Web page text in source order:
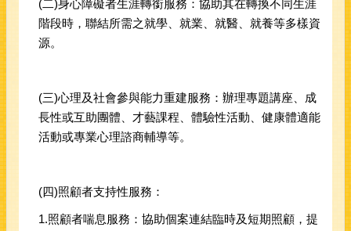
(二)身心障礙者生涯轉銜服務：協助其在轉換不同生涯
階段時，聯結所需之就學、就業、就醫、就養等多樣資
源。
(三)心理及社會參與能力重建服務：辦理專題講座、成
長性或互助團體、才藝課程、體驗性活動、健康體適能
活動或專業心理諮商輔導等。
(四)照顧者支持性服務：
1.照顧者喘息服務：協助個案連結臨時及短期照顧，提